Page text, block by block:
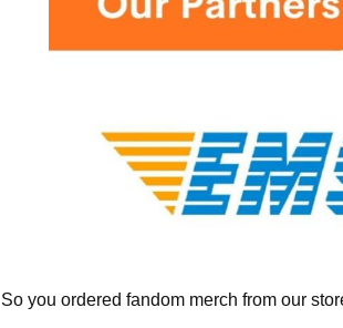
So you ordered fandom merch from our